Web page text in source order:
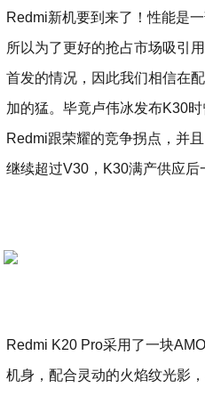
Redmi新机要到来了！性能是
所以为了更好的抢占市场吸引
首发的情况，因此我们相信在
加的猛。毕竟卢伟冰发布K30
Redmi跟荣耀的竞争拐点，并
继续超过V30，K30满产供应后
Redmi K20 Pro采用了一块
机身，配合灵动的火焰纹光影